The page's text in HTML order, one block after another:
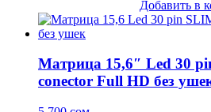
Добавить в
Матрица 15,6″ Led 30
conector Full HD без